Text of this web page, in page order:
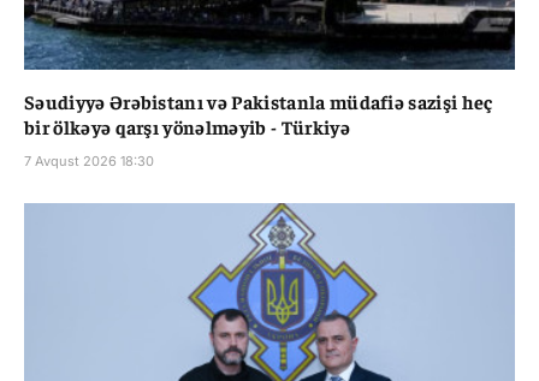
Səudiyyə Ərəbistanı və Pakistanla müdafiə sazişi heç
bir ölkəyə qarşı yönəlməyib - Türkiyə
7 Avqust 2026 18:30